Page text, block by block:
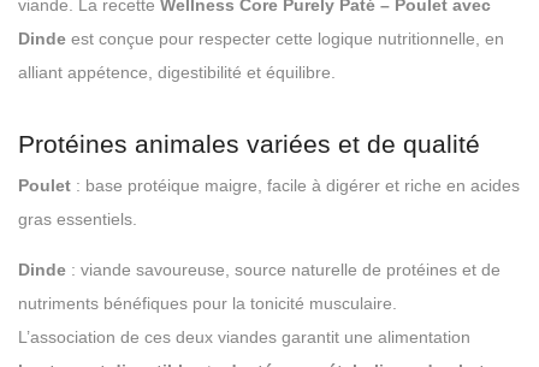
viande. La recette Wellness Core Purely Paté – Poulet avec
Dinde est conçue pour respecter cette logique nutritionnelle, en
alliant appétence, digestibilité et équilibre.
Protéines animales variées et de qualité
Poulet : base protéique maigre, facile à digérer et riche en acides
gras essentiels.
Dinde : viande savoureuse, source naturelle de protéines et de
nutriments bénéfiques pour la tonicité musculaire.
L’association de ces deux viandes garantit une alimentation